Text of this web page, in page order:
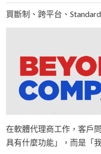
買斷制、跨平台、
在軟體代理商工作，客戶
具有什麼功能」，而是「